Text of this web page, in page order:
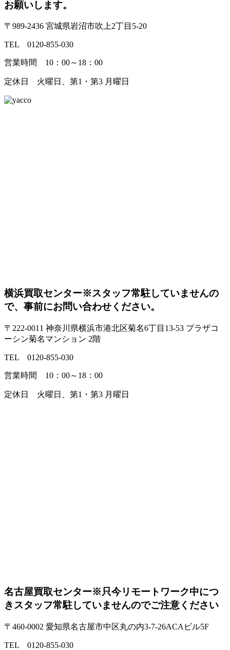
お願いします。
〒989-2436 宮城県岩沼市吹上2丁目5-20
TEL 0120-855-030
営業時間 10：00～18：00
定休日 火曜日、第1・第3 月曜日
横浜買取センター※スタッフ常駐していませんの
で、事前にお問い合わせください。
〒222-0011 神奈川県横浜市港北区菊名6丁目13-53 プラザコ
ーシン菊名マンション 2階
TEL 0120-855-030
営業時間 10：00～18：00
定休日 火曜日、第1・第3 月曜日
名古屋買取センター※只今リモートワーク中につ
きスタッフ常駐していませんのでご注意ください
〒460-0002 愛知県名古屋市中区丸の内3-7-26ACAビル5F
TEL 0120-855-030